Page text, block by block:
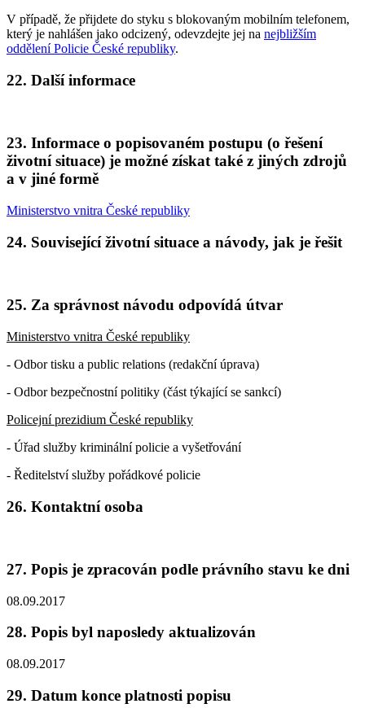
V případě, že přijdete do styku s blokovaným mobilním telefonem,
který je nahlášen jako odcizený, odevzdejte jej na nejbližším
oddělení Policie České republiky.
22. Další informace
23. Informace o popisovaném postupu (o řešení
životní situace) je možné získat také z jiných zdrojů
a v jiné formě
Ministerstvo vnitra České republiky
24. Související životní situace a návody, jak je řešit
25. Za správnost návodu odpovídá útvar
Ministerstvo vnitra České republiky
- Odbor tisku a public relations (redakční úprava)
- Odbor bezpečnostní politiky (část týkající se sankcí)
Policejní prezidium České republiky
- Úřad služby kriminální policie a vyšetřování
- Ředitelství služby pořádkové policie
26. Kontaktní osoba
27. Popis je zpracován podle právního stavu ke dni
08.09.2017
28. Popis byl naposledy aktualizován
08.09.2017
29. Datum konce platnosti popisu